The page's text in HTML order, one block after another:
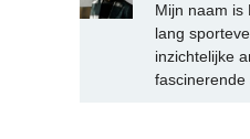
Mijn naam is
lang
inzichtelijke